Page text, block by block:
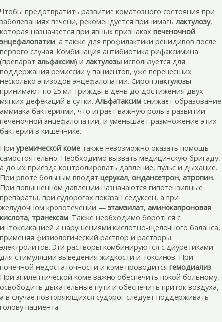
Чтобы предотвратить развитие коматозного состояния при
заболеваниях печени, рекомендуется принимать лактулозу,
которая назначается при явных признаках печеночной
энцефалопатии, а также для профилактики рецидивов после
первого случая. Комбинация антибиотика рифаксимина
(препарат альфаксим) и лактулозы используется для
поддержания ремиссии у пациентов, уже перенесших
несколько эпизодов энцефалопатии. Сироп лактулозы
принимают по 25 мл трижды в день до достижения двух
мягких дефекаций в сутки. Альфатаксим снижает образование
аммиака бактериями, что играет важную роль в развитии
печеночной энцефалопатии, и уменьшает размножение этих
бактерий в кишечнике.
При уремической коме также невозможно оказать помощь
самостоятельно. Необходимо вызвать медицинскую бригаду,
а до их приезда контролировать давление, пульс и дыхание.
При рвоте больным вводят церукал, ондансетрон, атропин.
При повышенном давлении назначаются гипотензивные
препараты, при судорогах показан седуксен, а при
желудочном кровотечении — этамзилат, аминокапроновая
кислота, транексам. Также необходимо бороться с
интоксикацией и нарушениями кислотно-щелочного баланса,
применяя физиологический раствор и растворы
электролитов. Эти растворы комбинируются с диуретиками
для стимуляции выведения жидкости и токсинов. При
почечной недостаточности и коме проводится гемодиализ.
При эпилептической коме важно обеспечить покой больному,
освободить дыхательные пути и обеспечить приток воздуха,
а в случае повторяющихся судорог следует поддерживать
голову пациента.